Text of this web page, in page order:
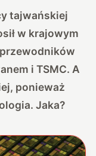
tajwańskiej
w krajowym
i TSMC. A
ponieważ
Jaka?